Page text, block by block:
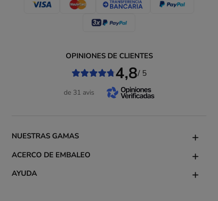
NUESTRAS GAMAS
ACERCO DE EMBALEO
AYUDA
OPINIONES DE CLIENTES
4,8/ 5
de 31 avis